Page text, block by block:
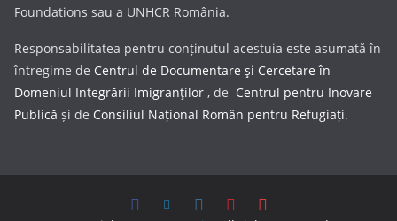
Foundations sau a UNHCR România.
Responsabilitatea pentru conținutul acestuia este asumată în
întregime de Centrul de Documentare şi Cercetare în
Domeniul Integrării Imigranţilor , de Centrul pentru Inovare
Publică și de Consiliul Național Român pentru Refugiați.